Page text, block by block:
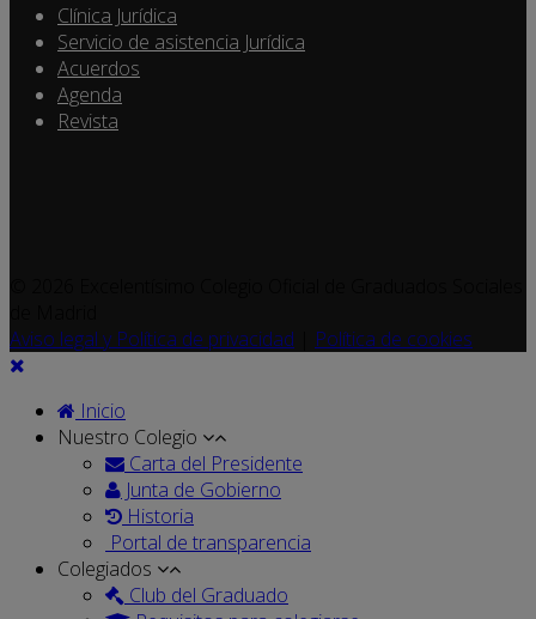
Clínica Jurídica
Servicio de asistencia Jurídica
Acuerdos
Agenda
Revista
Aviso legal y Política de privacidad
Política de cookies
Inicio
Nuestro Colegio
Carta del Presidente
Junta de Gobierno
Historia
Portal de transparencia
Colegiados
Club del Graduado